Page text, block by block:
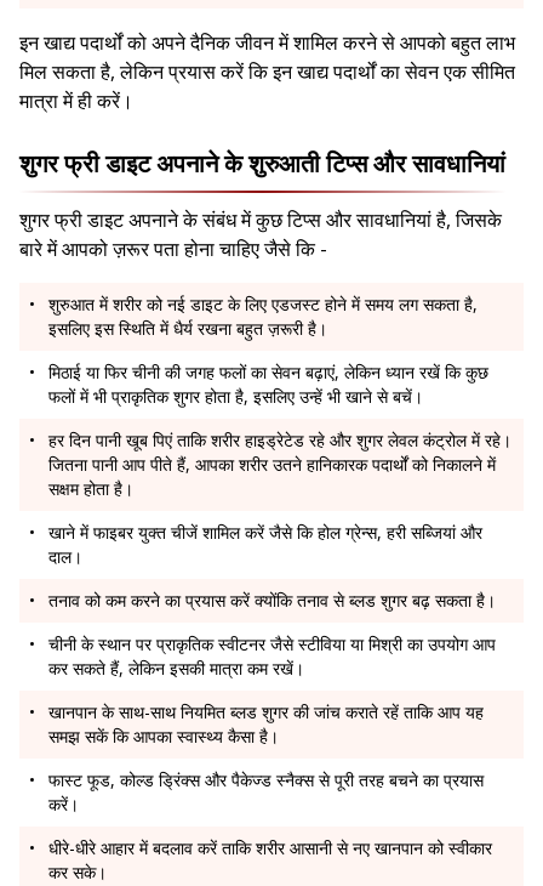
इन खाद्य पदार्थों को अपने दैनिक जीवन में शामिल करने से आपको बहुत लाभ
मिल सकता है, लेकिन प्रयास करें कि इन खाद्य पदार्थों का सेवन एक सीमित
मात्रा में ही करें।
शुगर फ्री डाइट अपनाने के शुरुआती टिप्स और सावधानियां
शुगर फ्री डाइट अपनाने के संबंध में कुछ टिप्स और सावधानियां है, जिसके
बारे में आपको ज़रूर पता होना चाहिए जैसे कि -
शुरुआत में शरीर को नई डाइट के लिए एडजस्ट होने में समय लग सकता है,
इसलिए इस स्थिति में धैर्य रखना बहुत ज़रूरी है।
मिठाई या फिर चीनी की जगह फलों का सेवन बढ़ाएं, लेकिन ध्यान रखें कि कुछ
फलों में भी प्राकृतिक शुगर होता है, इसलिए उन्हें भी खाने से बचें।
हर दिन पानी खूब पिएं ताकि शरीर हाइड्रेटेड रहे और शुगर लेवल कंट्रोल में रहे।
जितना पानी आप पीते हैं, आपका शरीर उतने हानिकारक पदार्थों को निकालने में
सक्षम होता है।
खाने में फाइबर युक्त चीजें शामिल करें जैसे कि होल ग्रेन्स, हरी सब्जियां और
दाल।
तनाव को कम करने का प्रयास करें क्योंकि तनाव से ब्लड शुगर बढ़ सकता है।
चीनी के स्थान पर प्राकृतिक स्वीटनर जैसे स्टीविया या मिश्री का उपयोग आप
कर सकते हैं, लेकिन इसकी मात्रा कम रखें।
खानपान के साथ-साथ नियमित ब्लड शुगर की जांच कराते रहें ताकि आप यह
समझ सकें कि आपका स्वास्थ्य कैसा है।
फास्ट फूड, कोल्ड ड्रिंक्स और पैकेज्ड स्नैक्स से पूरी तरह बचने का प्रयास
करें।
धीरे-धीरे आहार में बदलाव करें ताकि शरीर आसानी से नए खानपान को स्वीकार
कर सके।